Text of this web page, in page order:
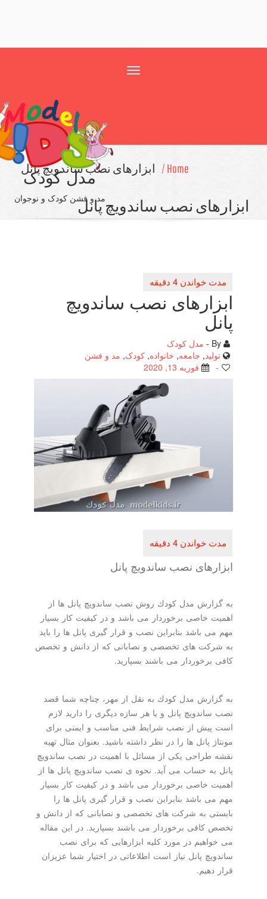
مدل کودک
مد و فشن کودک و نوجوان
ابزارهای نصب ساندویچ پانل
نصب ساندویچ پانل
ابزارهای نصب ساندویچ
مدل کودک
جامعه,خانواده, کودک,مد و فشن
فوریه 13, 2020
ابزارهای نصب ساندویچ پانل
به گزارش مدل كودك روش نصب ساندویچ پانل ها از
اهمیت خاصی برخوردار می باشد و در كیفیت كار بسیار
مهم می باشد بنابراین نصب و قرار گیری پانل ها را باید
به شركت های تخصصی و نصابانی كه از دانش و تخصص
كافی برخوردار می باشند بسپارید.
به گزارش مدل كودك به نقل از مهر، چناچه شما قصد
نصب ساندویچ پانل و یا هر سازه دیگری را دارید لازم
است پیش از نصب شرایط فنی مناسب و ایمنی برای
مونتاژ پانل ها را در نظر داشته باشید. بعنوان مثال تهیه
نقشه طراحی یكی از مسائل با اهمیت در نصب ساندویچ
پانل به حساب می آید. نحوه ی نصب ساندویچ پانل ها از
اهمیت خاصی برخوردار می باشد و در كیفیت كار بسیار
مهم می باشد بنابراین نصب و قرار گیری پانل ها را
بایستی به شركت های تخصصی و نصابانی كه از دانش و
تخصص كافی برخوردار می باشند بسپارید. در این مقاله
می خواهیم در مورد كلیه ابزارهایی كه برای نصب
ساندویچ پانل نیاز است اطلاعاتی در اختیار شما عزیزان
قرار دهیم.